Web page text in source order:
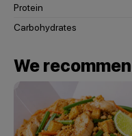
Protein
Carbohydrates
We